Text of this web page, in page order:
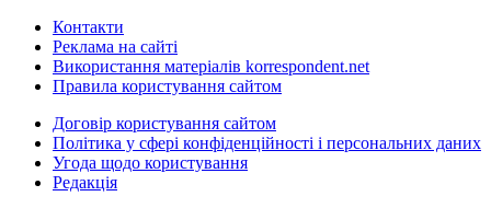
Контакти
Реклама на сайті
Використання матеріалів korrespondent.net
Правила користування сайтом
Договір користування сайтом
Політика у сфері конфіденційності і персональних даних
Угода щодо користування
Редакція